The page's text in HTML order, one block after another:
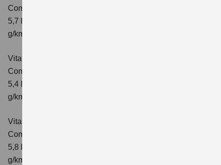
Comfort+
5,7 l/100km; kombinierter Wert der CO₂-Emission: 130
g/km; CO₂-Klasse: D
Vitara 1.4 BOOSTERJET HYBRID ALLGRIP
Comfort
5,4 l/100km; kombinierter Wert der CO₂-Emission: 129
g/km; CO₂-Klasse: D
Vitara 1.4 BOOSTERJET HYBRID ALLGRIP AT
Comfort
5,8 l/100 km; kombinierter Wert der CO₂-Emission: 137
g/km; CO₂-Klasse: E